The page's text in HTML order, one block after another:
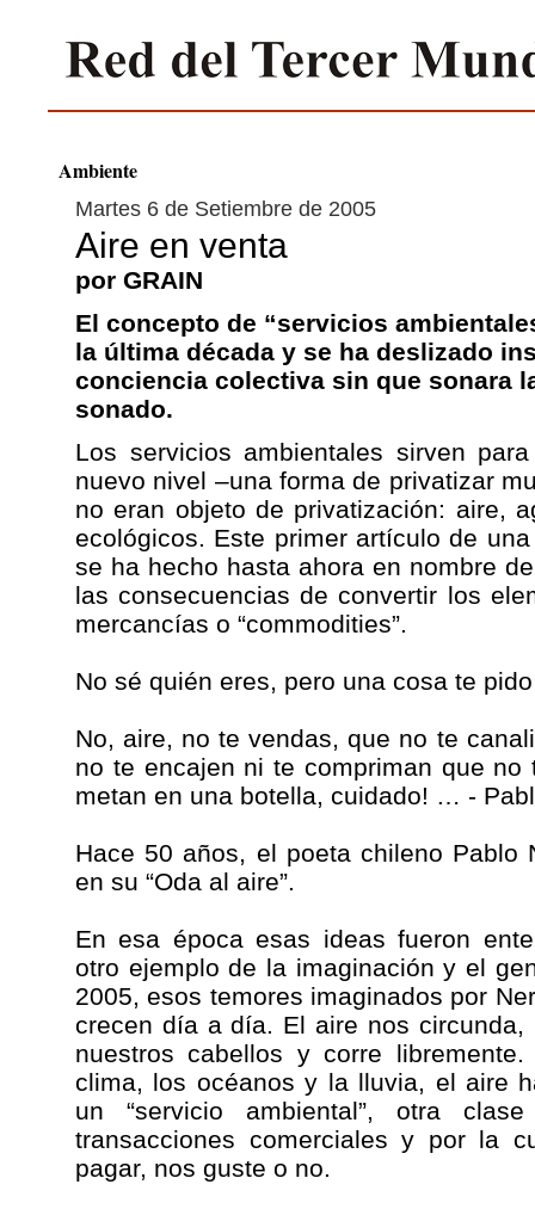
Ambiente
Martes 6 de Setiembre de 2005
Aire en venta
por GRAIN
El concepto de “servicios
la última década y se ha deslizado
conciencia colectiva sin que sonara
sonado.
Los servicios ambientales sirven
nuevo nivel –una forma de privatizar
no eran objeto de privatización: aire,
ecológicos. Este primer artículo de
se ha hecho hasta ahora en nombre
las consecuencias de convertir los
mercancías o “commodities”.
No sé quién eres, pero una cosa te
No, aire, no te vendas, que no te
no te encajen ni te compriman que
metan en una botella, cuidado! … -
Hace 50 años, el poeta chileno Pablo
en su “Oda al aire”.
En esa época esas ideas fueron
otro ejemplo de la imaginación y el
2005, esos temores imaginados por
crecen día a día. El aire nos circunda,
nuestros cabellos y corre
clima, los océanos y la lluvia, el aire
un “servicio ambiental”, otra
transacciones comerciales y por la
pagar, nos guste o no.